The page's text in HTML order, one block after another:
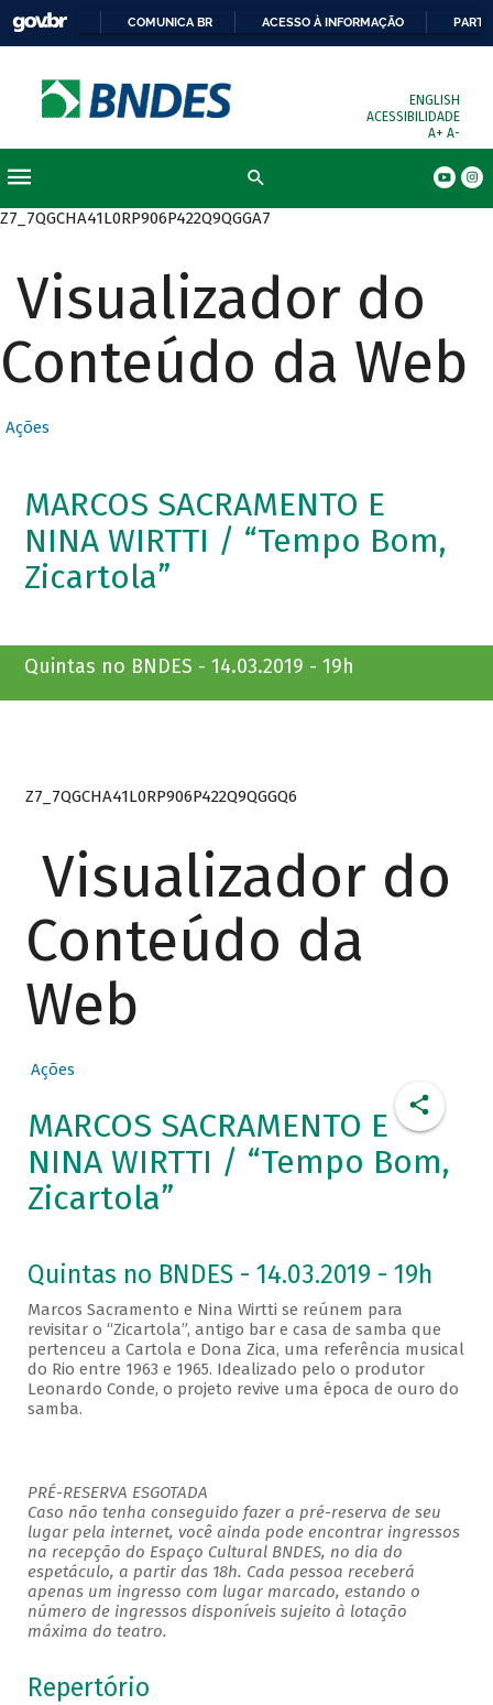
COMUNICA BR ACESSO À INFORMAÇÃO
ENGLISH
ACESSIBILIDADE
A+ A-
Z7_7QGCHA41L0RP906P422Q9QGGA7
Visualizador do
Conteúdo da Web
Ações
MARCOS SACRAMENTO E
NINA WIRTTI / “Tempo Bom,
Zicartola”
Quintas no BNDES - 14.03.2019 - 19h
Z7_7QGCHA41L0RP906P422Q9QGGQ6
Visualizador do
Conteúdo da
Web
Ações
MARCOS SACRAMENTO E
NINA WIRTTI / “Tempo Bom,
Zicartola”
Quintas no BNDES - 14.03.2019 - 19h
Marcos Sacramento e Nina Wirtti se reúnem para
revisitar o “Zicartola”, antigo bar e casa de samba que
pertenceu a Cartola e Dona Zica, uma referência musical
do Rio entre 1963 e 1965. Idealizado pelo o produtor
Leonardo Conde, o projeto revive uma época de ouro do
samba.
PRÉ-RESERVA ESGOTADA
Caso não tenha conseguido fazer a pré-reserva de seu
lugar pela internet, você ainda pode encontrar ingressos
na recepção do Espaço Cultural BNDES, no dia do
espetáculo, a partir das 18h. Cada pessoa receberá
apenas um ingresso com lugar marcado, estando o
número de ingressos disponíveis sujeito à lotação
máxima do teatro.
Repertório